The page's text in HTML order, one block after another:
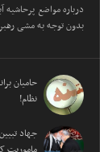
درباره مواضع پرحاشیه
بدون توجه به مشی
حامیان
نظام!
جهاد